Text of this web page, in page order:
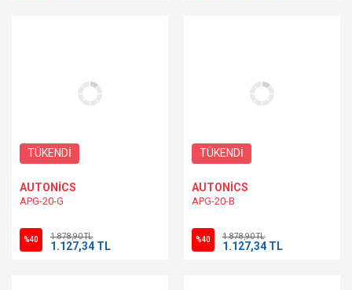
TÜKENDİ
AUTONİCS
APG-20-G
%40 1.878,90 TL
1.127,34 TL
TÜKENDİ
AUTONİCS
APG-20-B
%40 1.878,90 TL
1.127,34 TL